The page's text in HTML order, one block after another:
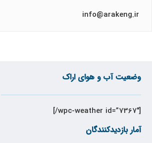
وضعیت آب و هوای اراک
[wpc-weather id=”7367″/]
آمار بازدیدکنندگان